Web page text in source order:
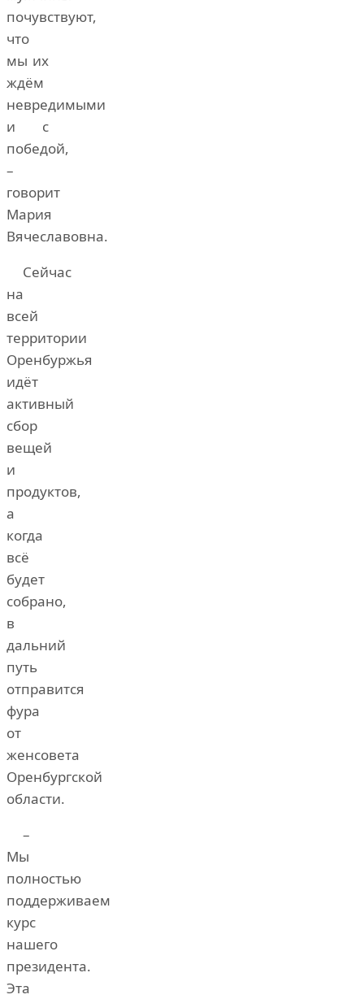
почувствуют,
что
мы их
ждём
невредимыми
и с
победой,
–
говорит
Мария
Вячеславовна.
Сейчас
на
всей
территории
Оренбуржья
идёт
активный
сбор
вещей
и
продуктов,
а
когда
всё
будет
собрано,
в
дальний
путь
отправится
фура
от
женсовета
Оренбургской
области.
–
Мы
полностью
поддерживаем
курс
нашего
президента.
Эта